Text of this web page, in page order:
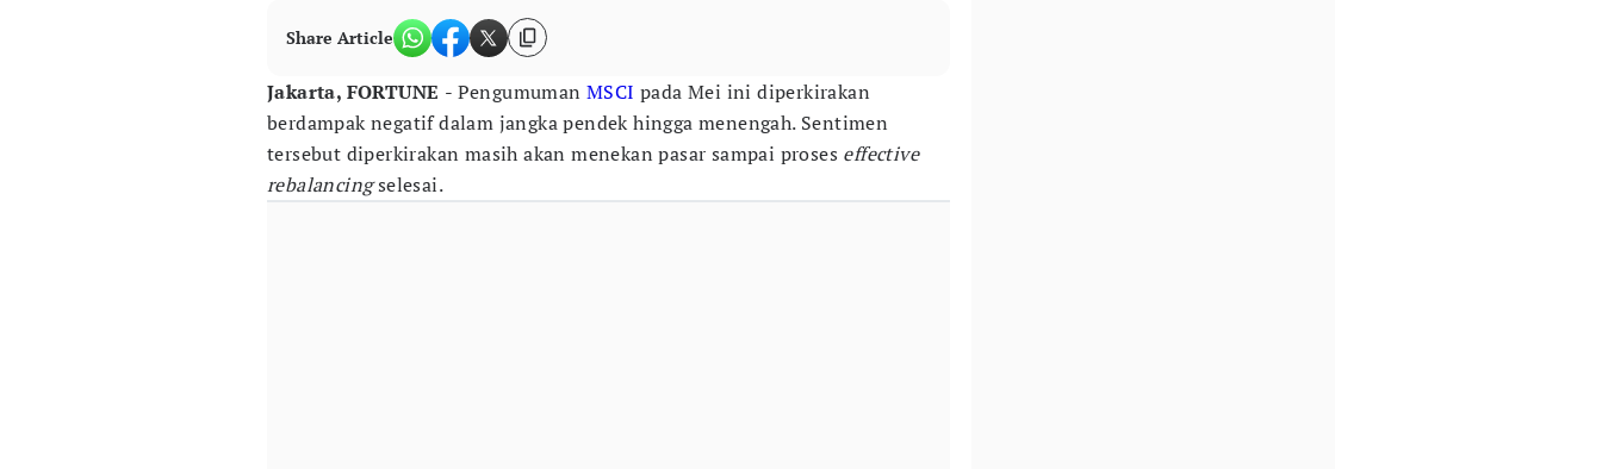
Share Article
Jakarta, FORTUNE - PengumumanMSCI pada Mei ini diperkirakan
berdampak negatif dalam jangka pendek hingga menengah. Sentimen
tersebut diperkirakan masih akan menekan pasar sampai proses effective
rebalancingselesai.